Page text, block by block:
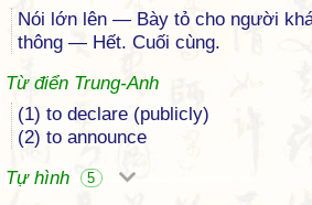
Nói lớn lên — Bày tỏ cho người
thông — Hết. Cuối cùng.
Từ điển Trung-Anh
(1) to declare (publicly)
(2) to announce
Tự hình
5